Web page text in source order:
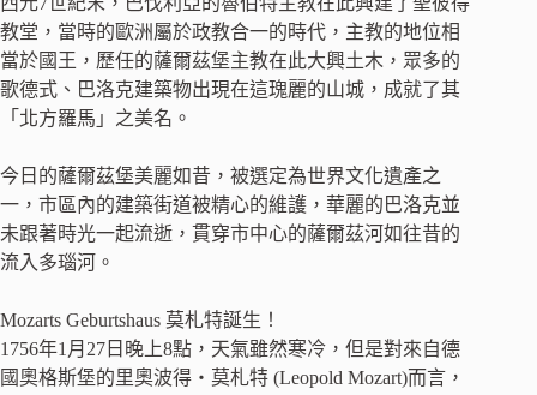
教堂，當時的歐洲屬於政教合一的時代，主教的地位相
當於國王，歷任的薩爾茲堡主教在此大興土木，眾多的
歌德式、巴洛克建築物出現在這瑰麗的山城，成就了其
「北方羅馬」之美名。
今日的薩爾茲堡美麗如昔，被選定為世界文化遺產之
一，市區內的建築街道被精心的維護，華麗的巴洛克並
未跟著時光一起流逝，貫穿市中心的薩爾茲河如往昔的
流入多瑙河。
Mozarts Geburtshaus 莫札特誕生！
1756年1月27日晚上8點，天氣雖然寒冷，但是對來自德
國奧格斯堡的里奧波得‧莫札特 (Leopold Mozart)而言，